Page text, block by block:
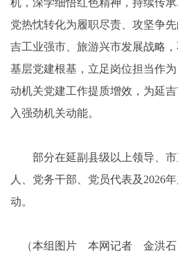
党热忱转化为履职尽责、攻坚争
吉工业强市、旅游兴市发展战略
基层党建根基，立足岗位担当作
动机关党建工作提质增效，为延
入强劲机关动能。
部分在延副县级以上领导、市
人、党务干部、党员代表及2026
动。
（本组图片 本网记者 金洪石